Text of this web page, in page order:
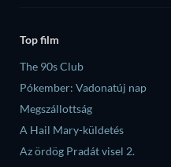
Top film
The 90s Club
Pókember: Vadonatúj nap
Megszállottság
A Hail Mary-küldetés
Az ördög Pradát visel 2.